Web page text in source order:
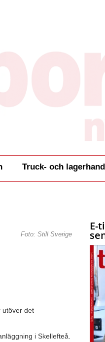
Truck- och
Foto: Still Sverige
utöver det
i Skellefteå.
E-